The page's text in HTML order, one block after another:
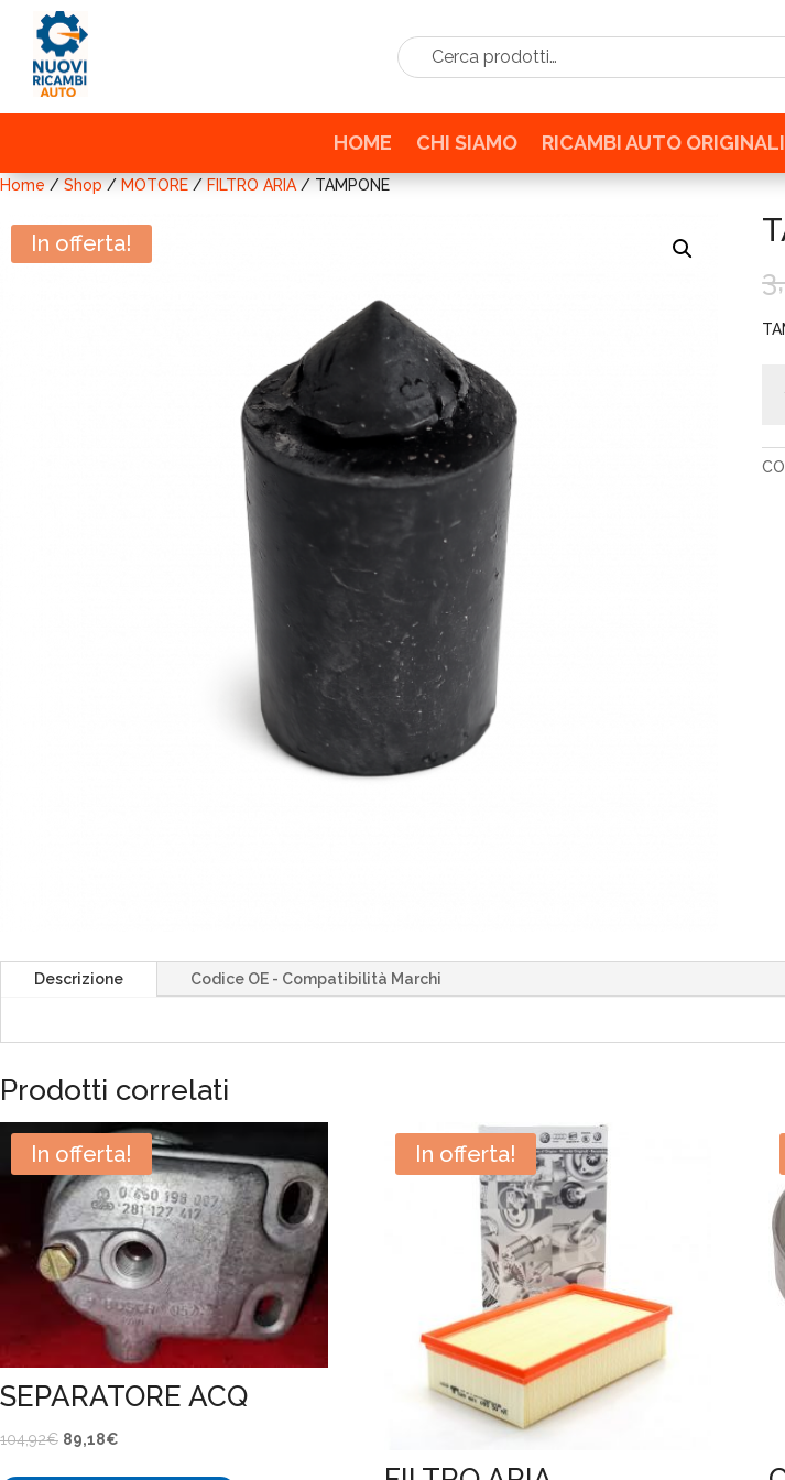
Cerca prodotti…
HOME CHI SIAMO RICAMBI AUTO ORIGINALI
Home / Shop / MOTORE / FILTRO ARIA/ TAMPONE
In offerta!
Descrizione Codice OE - Compatibilità Marchi
Prodotti correlati
In offerta!
SEPARATORE ACQ
104,92€ Il
89,18€
In offerta!